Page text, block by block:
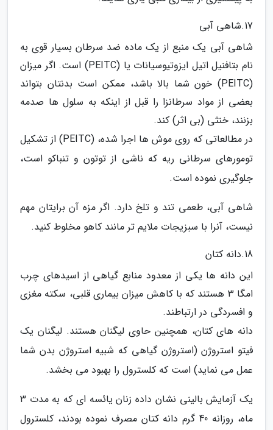
17.شاهی آبی
شاهی آبی یک منبع از یک ماده ضد سرطان بسیار قوی به
نام بتافنیل اتیل ایزوتیوسیانات یا (PEITC) است. اگر میزان
(PEITC) خون شما بالا باشد، ممکن است بدنتان بتواند
بعضی از مواد سرطانزا را قبل از اینکه به سلول ها صدمه
بزنند، خنثی (بی اثر) کند.
در مطالعاتی که روی موش ها اجرا شده، (PEITC) از تشکیل
تومورهای سرطانی ریه که ناشی از توتون و تنباکو است،
جلوگیری نموده است.
شاهی آبی، طعمی تند و تلخ دارد. اگر مزه آن برایتان مهم
نیست، آنرا با سبزیجات ملایم تر مانند کاهو مخلوط کنید.
18.دانه کتان
این دانه ها یکی از معدود منابع گیاهی از اسیدهای چرب
امگا 3 هستند که با کاهش میزان بیماری قلبی، سکته مغزی
و افسردگی در ارتباطند.
دانه های کتان، همچنین حاوی لیگنان هستند. لیگنان یک
فیتو استروژن (استروژن گیاهی که شبیه استروژن بدن شما
عمل می نماید) است که کلسترول را بهبود می بخشد.
یک آزمایش بالینی نشان داده زنان یائسه ای که به مدت 3
ماه، روزانه 40 گرم دانه کتان مصرف نموده بودند، کلسترول